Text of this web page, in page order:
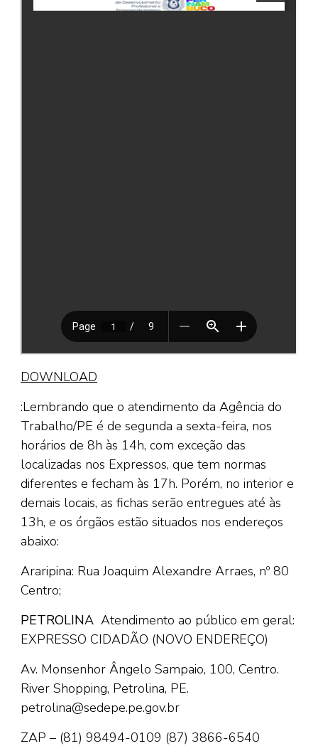
DOWNLOAD
:Lembrando que o atendimento da Agência do
Trabalho/PE é de segunda a sexta-feira, nos
horários de 8h às 14h, com exceção das
localizadas nos Expressos, que tem normas
diferentes e fecham às 17h. Porém, no interior e
demais locais, as fichas serão entregues até às
13h, e os órgãos estão situados nos endereços
abaixo:
Araripina: Rua Joaquim Alexandre Arraes, nº 80
Centro;
PETROLINA Atendimento ao público em geral:
EXPRESSO CIDADÃO (NOVO ENDEREÇO)
Av. Monsenhor Ângelo Sampaio, 100, Centro.
River Shopping, Petrolina, PE.
petrolina@sedepe.pe.gov.br
ZAP – (81) 98494-0109 (87) 3866-6540